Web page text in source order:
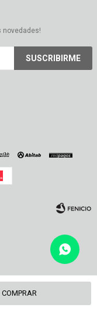
COMPRAR
novedades!
SUSCRIBIRME